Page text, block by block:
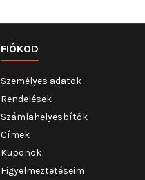
FIÓKOD
Személyes adatok
Rendelések
Számlahelyesbítők
Címek
Kuponok
Figyelmeztetéseim